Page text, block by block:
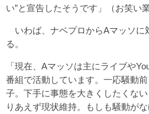
い”と宣告したそうです」（お笑い
いわば、ナベプロからAマッソに
る。
「現在、Aマッソは主にライブや
番組で活動しています。一応騒動
子。下手に事態を大きくしたくな
りあえず現状維持。もしも騒動が